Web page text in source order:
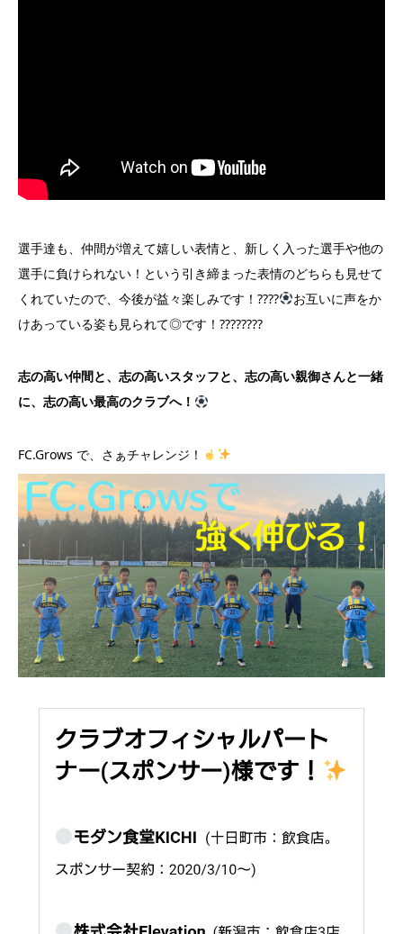
選手達も、仲間が増えて嬉しい表情と、新しく入った選手や他の
選手に負けられない！という引き締まった表情のどちらも見せて
くれていたので、今後が益々楽しみです！????
お互いに声をか
けあっている姿も見られて◎です！????????
志の高い仲間と、志の高いスタッフと、志の高い親御さんと一緒
に、志の高い最高のクラブへ！
FC.Grows で、さぁチャレンジ！